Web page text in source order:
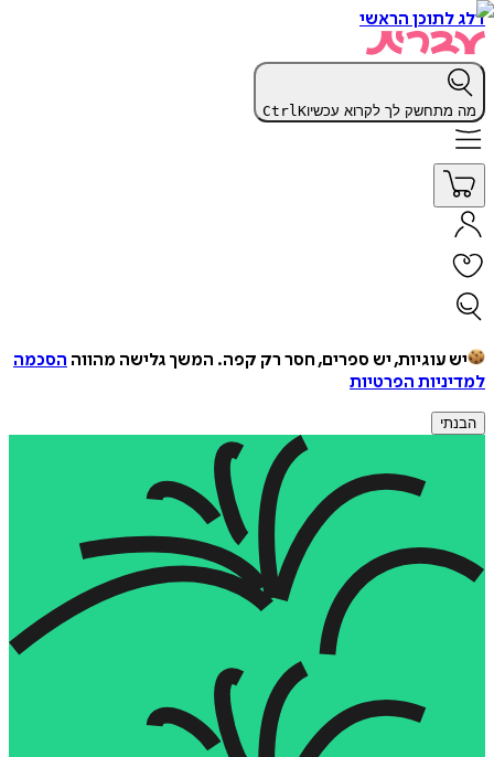
דלג לתוכן הראשי
מה מתחשק לך לקרוא עכשיו CtrlK
יש עוגיות, יש ספרים, חסר רק קפה. המשך גלישה מהווה הסכמה
למדיניות הפרטיות
הבנתי